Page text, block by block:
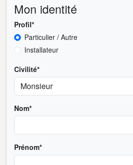
Mon identité
Profil*
Particulier / Autre
Installateur
Civilité*
Nom*
Prénom*